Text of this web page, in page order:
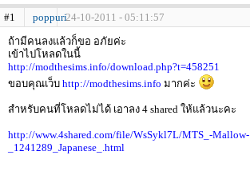
#1 poppuri24-10-2011 - 05:11:57
ถ้ามีคนลงแล้วก็ขอ อภัยค่ะ
เข้าไปโหลดในนี้
http://modthesims.info/download.php?t=458251
ขอบคุณเว็บ http://modthesims.info มากค่ะ
สำหรับคนที่โหลดไม่ได้ เอาลง 4 shared ให้แล้วนะคะ
http://www.4shared.com/file/WsSykl7L/MTS_-Mallow-
_1241289_Japanese_.html